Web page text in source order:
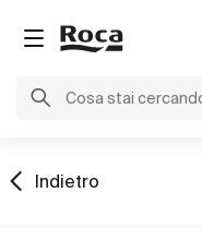
Indietro